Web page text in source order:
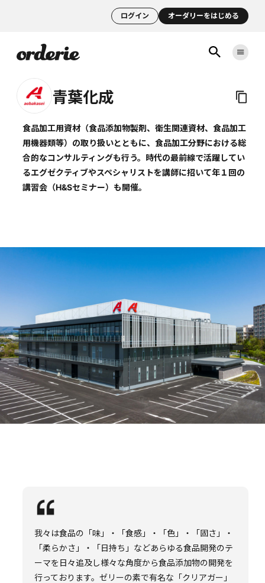
ログイン オーダリーをはじめる
青葉化成
食品加工用資材（食品添加物製剤、衛生関連資材、食品加工
用機器類等）の取り扱いとともに、食品加工分野における総
合的なコンサルティングも行う。時代の最前線で活躍してい
るエグゼクティブやスペシャリストを講師に招いて年１回の
講習会（H&Sセミナー）も開催。
我々は食品の「味」・「食感」・「色」・「固さ」・
「柔らかさ」・「日持ち」などあらゆる食品開発のテ
ーマを日々追及し様々な角度から食品添加物の開発を
行っております。ゼリーの素で有名な「クリアガー」